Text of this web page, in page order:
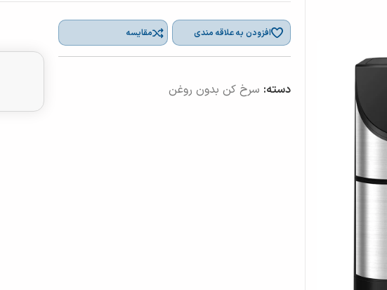
افزودن به علاقه مندی مقایسه
دسته: سرخ کن بدون روغن